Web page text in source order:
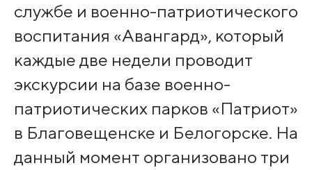
службе и военно-патриотического
воспитания «Авангард», который
каждые две недели проводит
экскурсии на базе военно-
патриотических парков «Патриот»
в Благовещенске и Белогорске. На
данный момент организовано три